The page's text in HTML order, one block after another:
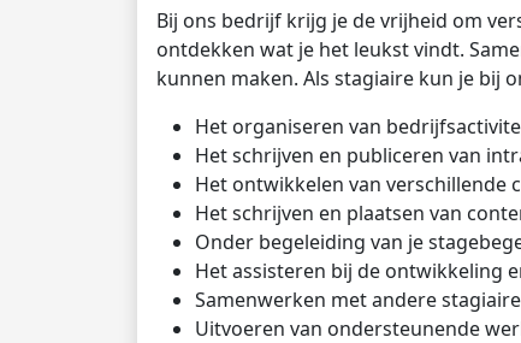
Bij ons bedrijf krijg je de vrijheid om
ontdekken wat je het leukst vindt.
kunnen maken. Als stagiaire kun je bij
Het organiseren van
Het schrijven en publiceren van
Het ontwikkelen van verschillende
Het schrijven en plaatsen van
Onder begeleiding van je
Het assisteren bij de ontwikkeling
Samenwerken met andere
Uitvoeren van ondersteunende